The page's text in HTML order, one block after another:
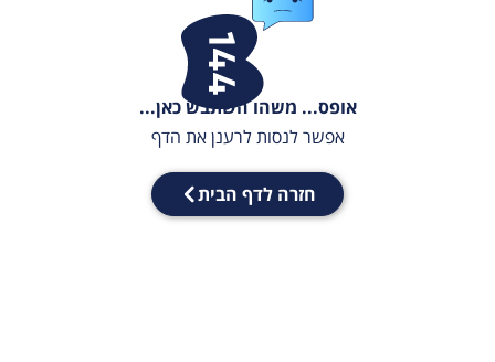
אופס... משהו השתבש כאן...
אפשר לנסות לרענן את הדף
חזרה לדף הבית